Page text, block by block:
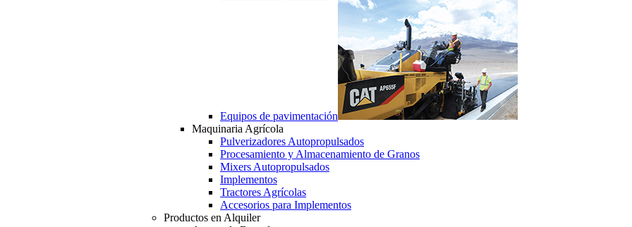
Equipos de pavimentación
Maquinaria Agrícola
Pulverizadores Autopropulsados
Procesamiento y Almacenamiento de Granos
Mixers Autopropulsados
Implementos
Tractores Agrícolas
Accesorios para Implementos
Productos en Alquiler